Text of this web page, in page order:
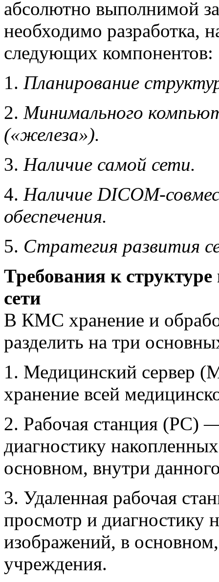
абсолютно выполнимой
необходимо разработка,
следующих компонентов:
1. Планирование
2. Минимального
(«железа»).
3. Наличие самой сети.
4. Наличие DICOM-
обеспечения.
5. Стратегия развития
Требования к
сети
В КМС хранение и
разделить на три
1. Медицинский сервер
хранение всей
2. Рабочая станция (PC)
диагностику
основном, внутри
3. Удаленная рабочая
просмотр и
изображений, в
учреждения.